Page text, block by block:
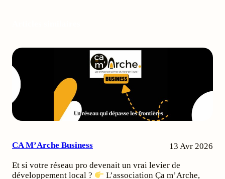
CA M’Arche Business 13 Avr 2026
Et si votre réseau pro devenait un vrai levier de
développement local ?
L’association Ça m’Arche,